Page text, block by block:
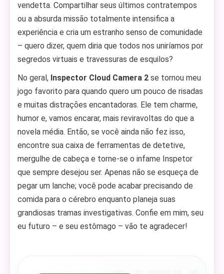
vendetta. Compartilhar seus últimos contratempos
ou a absurda missão totalmente intensifica a
experiência e cria um estranho senso de comunidade
– quero dizer, quem diria que todos nos uniríamos por
segredos virtuais e travessuras de esquilos?
No geral, Inspector Cloud Camera 2 se tornou meu
jogo favorito para quando quero um pouco de risadas
e muitas distrações encantadoras. Ele tem charme,
humor e, vamos encarar, mais reviravoltas do que a
novela média. Então, se você ainda não fez isso,
encontre sua caixa de ferramentas de detetive,
mergulhe de cabeça e torne-se o infame Inspetor
que sempre desejou ser. Apenas não se esqueça de
pegar um lanche; você pode acabar precisando de
comida para o cérebro enquanto planeja suas
grandiosas tramas investigativas. Confie em mim, seu
eu futuro – e seu estômago – vão te agradecer!